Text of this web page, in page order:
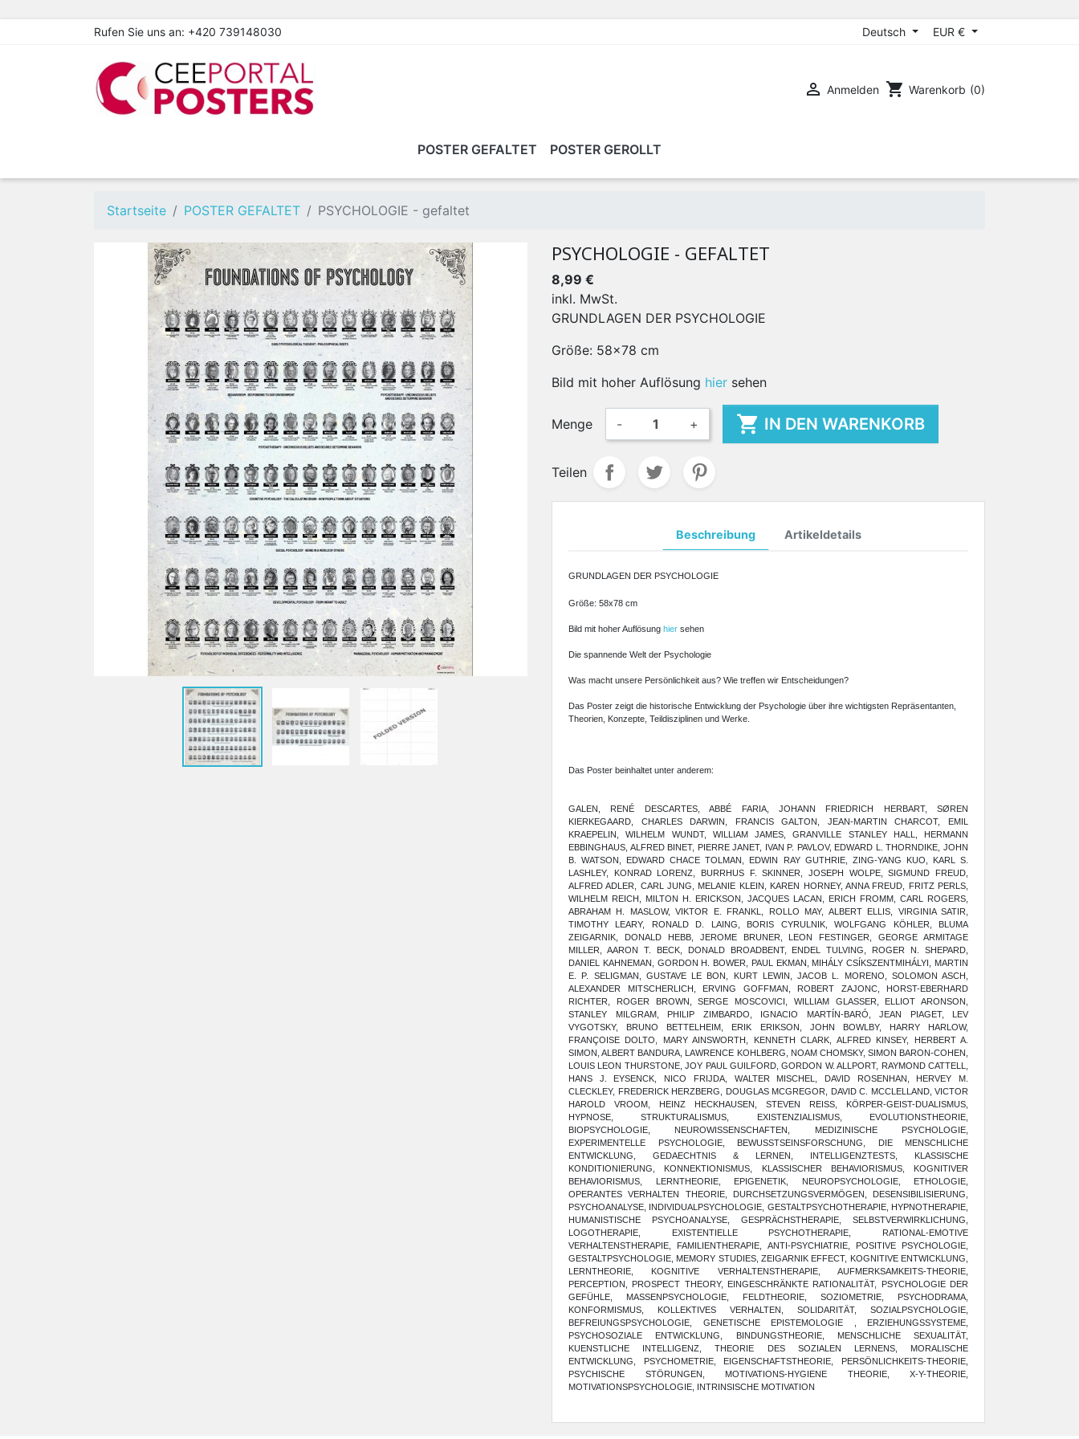
Rufen Sie uns an: +420 739148030 Deutsch EUR €
 Anmelden shopping_cart Warenkorb (0)
POSTER GEFALTET POSTER GEROLLT
Startseite POSTER GEFALTET PSYCHOLOGIE - gefaltet
PSYCHOLOGIE - GEFALTET
8,99 €
inkl. MwSt.
GRUNDLAGEN DER PSYCHOLOGIE
Größe: 58x78 cm
Bild mit hoher Auflösung hier sehen
Menge - +  IN DEN WARENKORB
Teilen
Beschreibung Artikeldetails
GRUNDLAGEN DER PSYCHOLOGIE
Größe: 58x78 cm
Bild mit hoher Auflösung hier sehen
Die spannende Welt der Psychologie
Was macht unsere Persönlichkeit aus? Wie treffen wir Entscheidungen?
Das Poster zeigt die historische Entwicklung der Psychologie über ihre wichtigsten Repräsentanten,
Theorien, Konzepte, Teildisziplinen und Werke.
Das Poster beinhaltet unter anderem:
GALEN, RENÉ DESCARTES, ABBÉ FARIA, JOHANN FRIEDRICH HERBART, SØREN
KIERKEGAARD, CHARLES DARWIN, FRANCIS GALTON, JEAN-MARTIN CHARCOT, EMIL
KRAEPELIN, WILHELM WUNDT, WILLIAM JAMES, GRANVILLE STANLEY HALL, HERMANN
EBBINGHAUS, ALFRED BINET, PIERRE JANET, IVAN P. PAVLOV, EDWARD L. THORNDIKE, JOHN
B. WATSON, EDWARD CHACE TOLMAN, EDWIN RAY GUTHRIE, ZING-YANG KUO, KARL S.
LASHLEY, KONRAD LORENZ, BURRHUS F. SKINNER, JOSEPH WOLPE, SIGMUND FREUD,
ALFRED ADLER, CARL JUNG, MELANIE KLEIN, KAREN HORNEY, ANNA FREUD, FRITZ PERLS,
WILHELM REICH, MILTON H. ERICKSON, JACQUES LACAN, ERICH FROMM, CARL ROGERS,
ABRAHAM H. MASLOW, VIKTOR E. FRANKL, ROLLO MAY, ALBERT ELLIS, VIRGINIA SATIR,
TIMOTHY LEARY, RONALD D. LAING, BORIS CYRULNIK, WOLFGANG KÖHLER, BLUMA
ZEIGARNIK, DONALD HEBB, JEROME BRUNER, LEON FESTINGER, GEORGE ARMITAGE
MILLER, AARON T. BECK, DONALD BROADBENT, ENDEL TULVING, ROGER N. SHEPARD,
DANIEL KAHNEMAN, GORDON H. BOWER, PAUL EKMAN, MIHÁLY CSÍKSZENTMIHÁLYI, MARTIN
E. P. SELIGMAN, GUSTAVE LE BON, KURT LEWIN, JACOB L. MORENO, SOLOMON ASCH,
ALEXANDER MITSCHERLICH, ERVING GOFFMAN, ROBERT ZAJONC, HORST-EBERHARD
RICHTER, ROGER BROWN, SERGE MOSCOVICI, WILLIAM GLASSER, ELLIOT ARONSON,
STANLEY MILGRAM, PHILIP ZIMBARDO, IGNACIO MARTÍN-BARÓ, JEAN PIAGET, LEV
VYGOTSKY, BRUNO BETTELHEIM, ERIK ERIKSON, JOHN BOWLBY, HARRY HARLOW,
FRANÇOISE DOLTO, MARY AINSWORTH, KENNETH CLARK, ALFRED KINSEY, HERBERT A.
SIMON, ALBERT BANDURA, LAWRENCE KOHLBERG, NOAM CHOMSKY, SIMON BARON-COHEN,
LOUIS LEON THURSTONE, JOY PAUL GUILFORD, GORDON W. ALLPORT, RAYMOND CATTELL,
HANS J. EYSENCK, NICO FRIJDA, WALTER MISCHEL, DAVID ROSENHAN, HERVEY M.
CLECKLEY, FREDERICK HERZBERG, DOUGLAS MCGREGOR, DAVID C. MCCLELLAND, VICTOR
HAROLD VROOM, HEINZ HECKHAUSEN, STEVEN REISS, KÖRPER-GEIST-DUALISMUS,
HYPNOSE, STRUKTURALISMUS, EXISTENZIALISMUS, EVOLUTIONSTHEORIE,
BIOPSYCHOLOGIE, NEUROWISSENSCHAFTEN, MEDIZINISCHE PSYCHOLOGIE,
EXPERIMENTELLE PSYCHOLOGIE, BEWUSSTSEINSFORSCHUNG, DIE MENSCHLICHE
ENTWICKLUNG, GEDAECHTNIS & LERNEN, INTELLIGENZTESTS, KLASSISCHE
KONDITIONIERUNG, KONNEKTIONISMUS, KLASSISCHER BEHAVIORISMUS, KOGNITIVER
BEHAVIORISMUS, LERNTHEORIE, EPIGENETIK, NEUROPSYCHOLOGIE, ETHOLOGIE,
OPERANTES VERHALTEN THEORIE, DURCHSETZUNGSVERMÖGEN, DESENSIBILISIERUNG,
PSYCHOANALYSE, INDIVIDUALPSYCHOLOGIE, GESTALTPSYCHOTHERAPIE, HYPNOTHERAPIE,
HUMANISTISCHE PSYCHOANALYSE, GESPRÄCHSTHERAPIE, SELBSTVERWIRKLICHUNG,
LOGOTHERAPIE, EXISTENTIELLE PSYCHOTHERAPIE, RATIONAL-EMOTIVE
VERHALTENSTHERAPIE, FAMILIENTHERAPIE, ANTI-PSYCHIATRIE, POSITIVE PSYCHOLOGIE,
GESTALTPSYCHOLOGIE, MEMORY STUDIES, ZEIGARNIK EFFECT, KOGNITIVE ENTWICKLUNG,
LERNTHEORIE, KOGNITIVE VERHALTENSTHERAPIE, AUFMERKSAMKEITS-THEORIE,
PERCEPTION, PROSPECT THEORY, EINGESCHRÄNKTE RATIONALITÄT, PSYCHOLOGIE DER
GEFÜHLE, MASSENPSYCHOLOGIE, FELDTHEORIE, SOZIOMETRIE, PSYCHODRAMA,
KONFORMISMUS, KOLLEKTIVES VERHALTEN, SOLIDARITÄT, SOZIALPSYCHOLOGIE,
BEFREIUNGSPSYCHOLOGIE, GENETISCHE EPISTEMOLOGIE , ERZIEHUNGSSYSTEME,
PSYCHOSOZIALE ENTWICKLUNG, BINDUNGSTHEORIE, MENSCHLICHE SEXUALITÄT,
KUENSTLICHE INTELLIGENZ, THEORIE DES SOZIALEN LERNENS, MORALISCHE
ENTWICKLUNG, PSYCHOMETRIE, EIGENSCHAFTSTHEORIE, PERSÖNLICHKEITS-THEORIE,
PSYCHISCHE STÖRUNGEN, MOTIVATIONS-HYGIENE THEORIE, X-Y-THEORIE,
MOTIVATIONSPSYCHOLOGIE, INTRINSISCHE MOTIVATION